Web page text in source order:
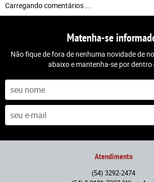
Carregando comentários ...
Matenha-se
Não fique de fora de nenhuma novidade de
abaixo e mantenha-se por dentro
Atendimento
(54) 3292-2474